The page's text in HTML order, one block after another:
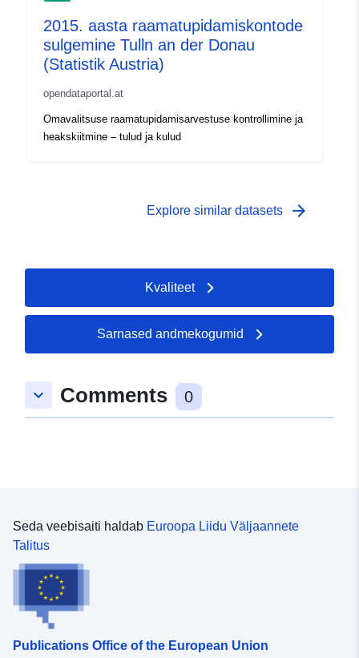
2015. aasta raamatupidamiskontode
sulgemine Tulln an der Donau
(Statistik Austria)
opendataportal.at
Omavalitsuse raamatupidamisarvestuse kontrollimine ja
heakskiitmine – tulud ja kulud
Explore similar datasets arrow_forward
Kvaliteet
Sarnased andmekogumid
keyboard_arrow_down Comments 0
Seda veebisaiti haldab Euroopa Liidu Väljaannete
Talitus
Publications Office of the European Union